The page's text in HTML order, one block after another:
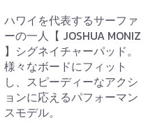
ハワイを代表するサーファ
ーの一人【 JOSHUA MONIZ
】シグネイチャーパッド。
様々なボードにフィット
し、スピーディーなアクシ
ョンに応えるパフォーマン
スモデル。